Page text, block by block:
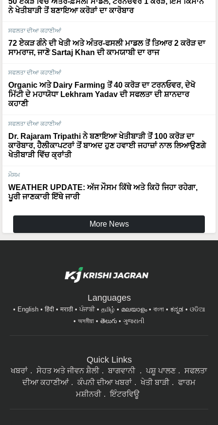
ਨੇ ਖੇਤੀਬਾੜੀ ਤੋਂ ਬਣਾਇਆ ਕਰੋੜਾਂ ਦਾ ਕਾਰੋਬਾਰ
ਸਫਲਤਾ ਦੀਆ ਕਹਾਣੀਆਂ
72 ਏਕੜ ਗੰਨੇ ਦੀ ਖੇਤੀ ਅਤੇ ਅੰਤਰ-ਫਸਲੀ ਮਾਡਲ ਤੋਂ ਤਿਆਰ 2 ਕਰੋੜ ਦਾ
ਸਾਮਰਾਜ, ਜਾਣੋ Sartaj Khan ਦੀ ਕਾਮਯਾਬੀ ਦਾ ਰਾਜ
ਸਫਲਤਾ ਦੀਆ ਕਹਾਣੀਆਂ
Organic ਅਤੇ Dairy Farming ਤੋਂ 40 ਕਰੋੜ ਦਾ ਟਰਨਓਵਰ, ਦੇਖੋ
ਮਿੱਟੀ ਦੇ ਮਹਾਯੋਧਾ Lekhram Yadav ਦੀ ਸਫਲਤਾ ਦੀ ਸ਼ਾਨਦਾਰ
ਕਹਾਣੀ
ਸਫਲਤਾ ਦੀਆ ਕਹਾਣੀਆਂ
Dr. Rajaram Tripathi ਨੇ ਬਣਾਇਆ ਖੇਤੀਬਾੜੀ ਤੋਂ 100 ਕਰੋੜ ਦਾ
ਕਾਰੋਬਾਰ, ਹੈਲੀਕਾਪਟਰਾਂ ਤੋਂ ਬਾਅਦ ਹੁਣ ਹਵਾਈ ਜਹਾਜ਼ਾਂ ਨਾਲ ਲਿਆਉਣਗੇ
ਖੇਤੀਬਾੜੀ ਵਿੱਚ ਕ੍ਰਾਂਤੀ
ਮੌਸਮ
WEATHER UPDATE: ਅੱਜ ਮੌਸਮ ਕਿੱਥੇ ਅਤੇ ਕਿਹੋ ਜਿਹਾ ਰਹੇਗਾ,
ਪੂਰੀ ਜਾਣਕਾਰੀ ਇੱਥੇ ਜਾਰੀ
More News
Languages
English हिंदी मराठी ਪੰਜਾਬੀ தமிழ் മലയാളം বাংলা ಕನ್ನಡ
ଓଡିଆ
অসমীয়া
తెలుగు ગુજરાતી
Quick Links
ਖਬਰਾਂ ਸੇਹਤ ਅਤੇ ਜੀਵਨ ਸ਼ੈਲੀ ਬਾਗਵਾਨੀ ਪਸ਼ੂ ਪਾਲਣ
ਸਫਲਤਾ
ਦੀਆ ਕਹਾਣੀਆਂ
ਕੰਪਨੀ ਦੀਆ ਖਬਰਾਂ ਖੇਤੀ ਬਾੜੀ
ਫਾਰਮ
ਮਸ਼ੀਨਰੀ
ਇੰਟਰਵਿਊ